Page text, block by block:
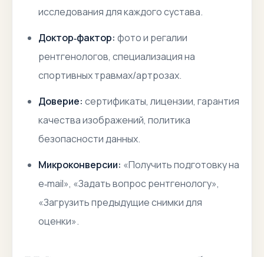
исследования для каждого сустава.
Доктор‑фактор: фото и регалии
рентгенологов, специализация на
спортивных травмах/артрозах.
Доверие: сертификаты, лицензии, гарантия
качества изображений, политика
безопасности данных.
Микроконверсии: «Получить подготовку на
e‑mail», «Задать вопрос рентгенологу»,
«Загрузить предыдущие снимки для
оценки».